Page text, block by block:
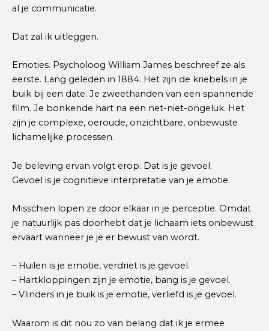
al je communicatie.
Dat zal ik uitleggen.
Emoties. Psycholoog William James beschreef ze als
eerste. Lang geleden in 1884. Het zijn de kriebels in je
buik bij een date. Je zweethanden van een spannende
film. Je bonkende hart na een net-niet-ongeluk. Het
zijn je complexe, oeroude, onzichtbare, onbewuste
lichamelijke processen.
Je beleving ervan volgt erop. Dat is je gevoel.
Gevoel is je cognitieve interpretatie van je emotie.
Misschien lopen ze door elkaar in je perceptie. Omdat
je natuurlijk pas doorhebt dat je lichaam iets onbewust
ervaart wanneer je je er bewust van wordt.
– Huilen is je emotie, verdriet is je gevoel.
– Hartkloppingen zijn je emotie, bang is je gevoel.
– Vlinders in je buik is je emotie, verliefd is je gevoel.
Waarom is dit nou zo van belang dat ik je ermee